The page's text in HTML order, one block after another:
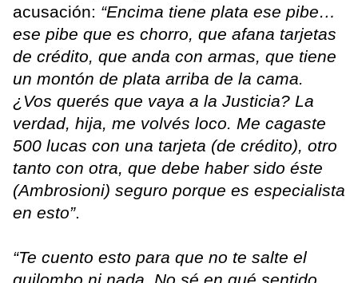
acusación: “Encima tiene plata ese pibe…
ese pibe que es chorro, que afana tarjetas
de crédito, que anda con armas, que tiene
un montón de plata arriba de la cama.
¿Vos querés que vaya a la Justicia? La
verdad, hija, me volvés loco. Me cagaste
500 lucas con una tarjeta (de crédito), otro
tanto con otra, que debe haber sido éste
(Ambrosioni) seguro porque es especialista
en esto”.
“Te cuento esto para que no te salte el